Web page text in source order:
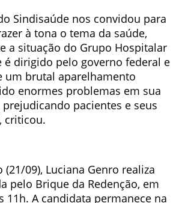
Sindisaúde nos convidou para
à tona o tema da saúde,
a situação do Grupo Hospitalar
é dirigido pelo governo federal e
um brutal aparelhamento
enormes problemas em sua
pacientes e seus
criticou.
09), Luciana Genro realiza
pelo Brique da Redenção, em
11h. A candidata permanece na